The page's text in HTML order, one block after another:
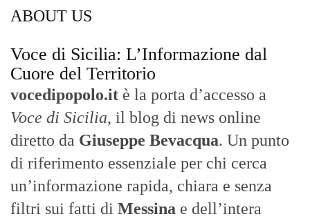
ABOUT US
Voce di Sicilia: L’Informazione dal
Cuore del Territorio
vocedipopolo.it è la porta d’accesso a
Voce di Sicilia, il blog di news online
diretto da Giuseppe Bevacqua. Un punto
di riferimento essenziale per chi cerca
un’informazione rapida, chiara e senza
filtri sui fatti di Messina e dell’intera